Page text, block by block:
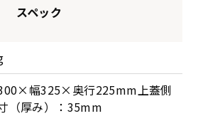
スペック
幅325×奥行225mm上蓋側
（厚み）：35mm